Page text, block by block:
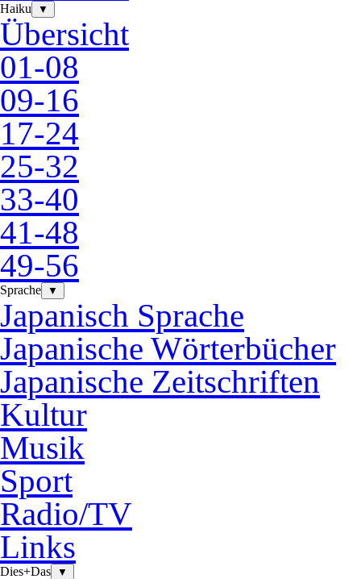
Haiku ▼
Übersicht
01-08
09-16
17-24
25-32
33-40
41-48
49-56
Sprache ▼
Japanisch Sprache
Japanische Wörterbücher
Japanische Zeitschriften
Kultur
Musik
Sport
Radio/TV
Links
Dies+Das ▼